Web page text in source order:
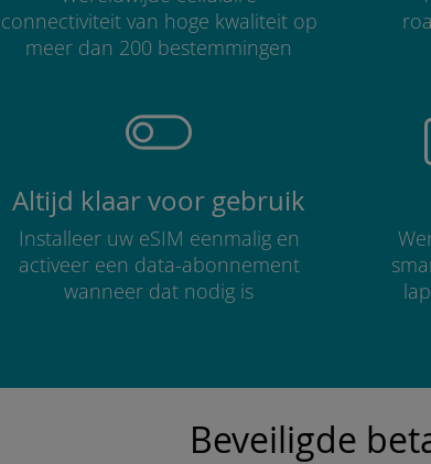
connectiviteit van hoge kwaliteit op
meer dan 200 bestemmingen
Altijd klaar voor gebruik
Installeer uw eSIM eenmalig en
activeer een data-abonnement
wanneer dat nodig is
Beveiligde